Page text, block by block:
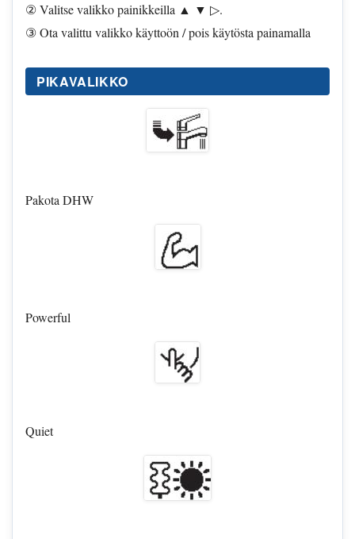
② Valitse valikko painikkeilla ▲ ▼ ▷.
③ Ota valittu valikko käyttoön / pois käytösta painamalla
PIKAVALIKKO
Pakota DHW
Powerful
Quiet